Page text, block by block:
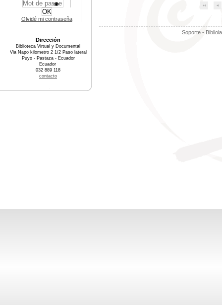
Soporte -
Olvidé mi contraseña
Dirección
Biblioteca Virtual y Documental
Via Napo kilometro 2 1/2 Paso lateral
Puyo - Pastaza - Ecuador
Ecuador
032 889 118
contacto